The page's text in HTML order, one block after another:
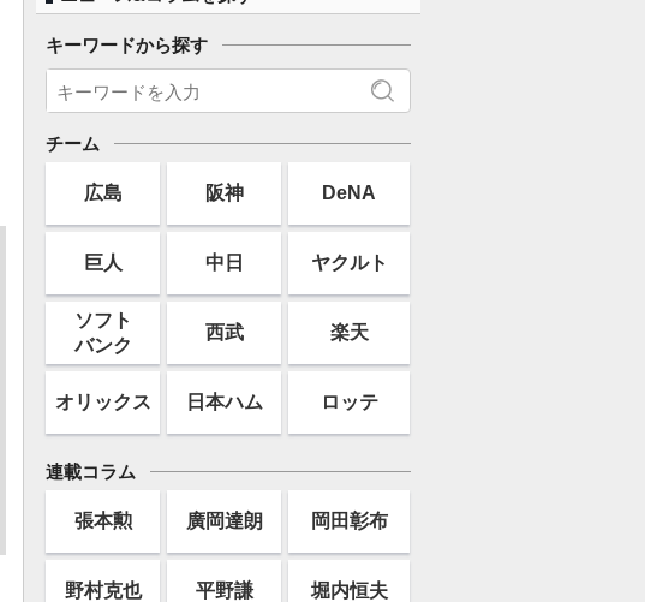
キーワードから探す
チーム
広島 阪神 DeNA
巨人 中日 ヤクルト
ソフト
バンク
西武 楽天
オリックス 日本ハム ロッテ
連載コラム
張本勲 廣岡達朗 岡田彰布
野村克也 平野謙 堀内恒夫